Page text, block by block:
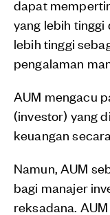
dapat
yang lebih tinggi
lebih tinggi
pengalaman
AUM mengacu
(investor) yang
keuangan
Namun, AUM
bagi manajer
reksadana.